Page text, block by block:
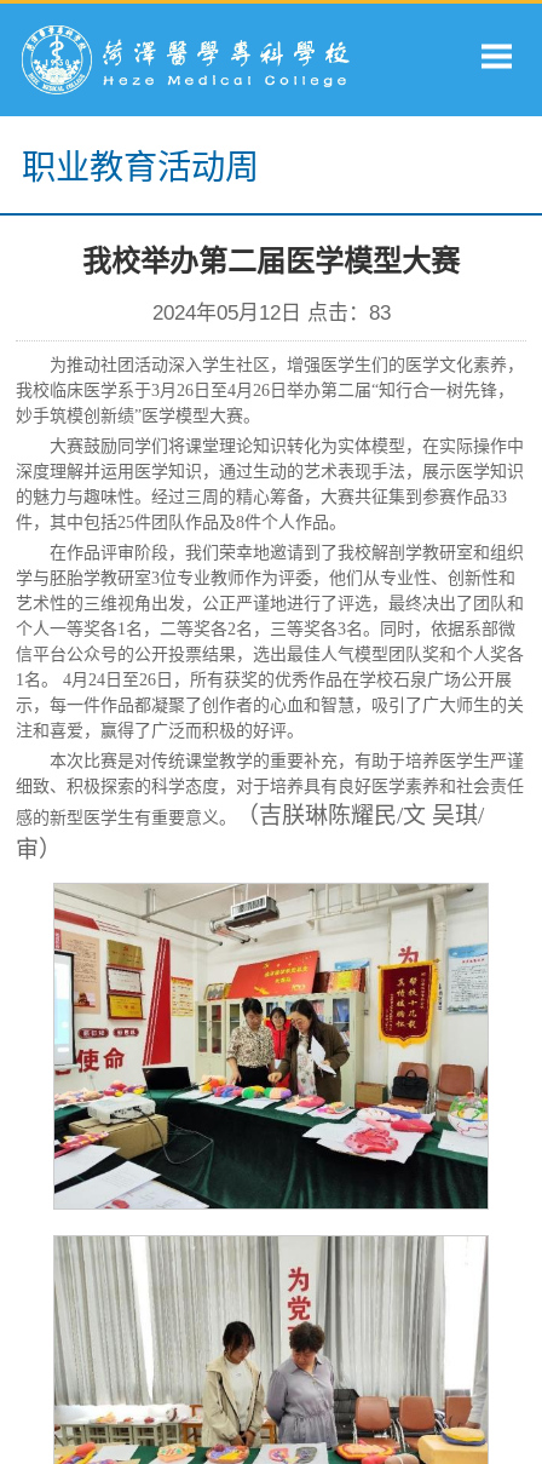
职业教育活动周
我校举办第二届医学模型大赛
2024年05月12日 点击： 83
为推动社团活动深入学生社区，增强医学生们的医学文化素养，
我校临床医学系于3月26日至4月26日举办第二届“知行合一树先锋，
妙手筑模创新绩”医学模型大赛。
大赛鼓励同学们将课堂理论知识转化为实体模型，在实际操作中
深度理解并运用医学知识，通过生动的艺术表现手法，展示医学知识
的魅力与趣味性。经过三周的精心筹备，大赛共征集到参赛作品33
件，其中包括25件团队作品及8件个人作品。
在作品评审阶段，我们荣幸地邀请到了我校解剖学教研室和组织
学与胚胎学教研室3位专业教师作为评委，他们从专业性、创新性和
艺术性的三维视角出发，公正严谨地进行了评选，最终决出了团队和
个人一等奖各1名，二等奖各2名，三等奖各3名。同时，依据系部微
信平台公众号的公开投票结果，选出最佳人气模型团队奖和个人奖各
1名。 4月24日至26日，所有获奖的优秀作品在学校石泉广场公开展
示，每一件作品都凝聚了创作者的心血和智慧，吸引了广大师生的关
注和喜爱，赢得了广泛而积极的好评。
本次比赛是对传统课堂教学的重要补充，有助于培养医学生严谨
细致、积极探索的科学态度，对于培养具有良好医学素养和社会责任
感的新型医学生有重要意义。
（吉朕琳陈耀民/文 吴琪/
审）